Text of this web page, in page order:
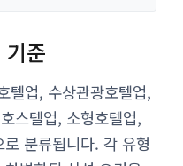
준
텔업, 수상관광호텔업,
스텔업, 소형호텔업,
분류됩니다. 각 유형